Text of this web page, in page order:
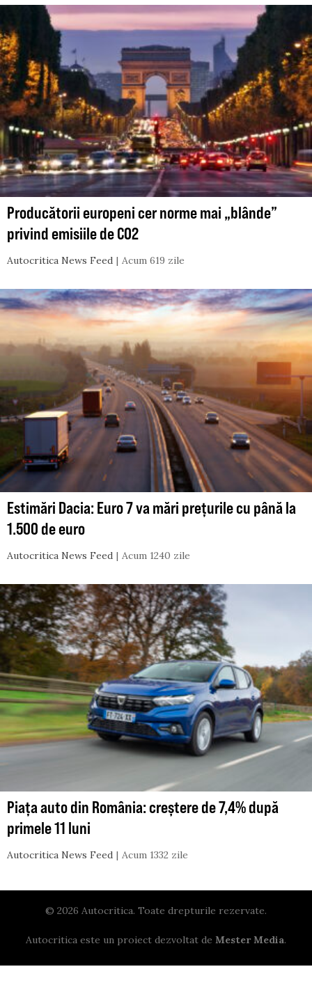
Producătorii europeni cer norme mai „blânde”
privind emisiile de CO2
Autocritica News Feed Acum 619 zile
Estimări Dacia: Euro 7 va mări prețurile cu până la
1.500 de euro
Autocritica News Feed Acum 1240 zile
Piața auto din România: creștere de 7,4% după
primele 11 luni
Autocritica News Feed Acum 1332 zile
© 2026 Autocritica. Toate drepturile rezervate.
Autocritica este un proiect dezvoltat de Mester Media.